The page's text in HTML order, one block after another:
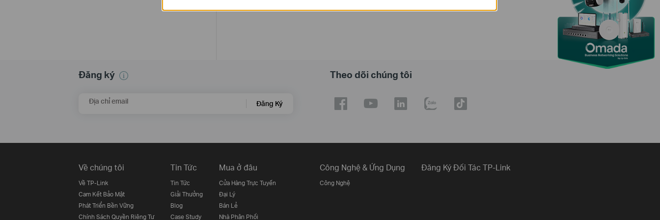
Đăng ký
Địa chỉ email Đăng Ký
Theo dõi chúng tôi
Về chúng tôi
Về TP-Link
Cam Kết Bảo Mật
Phát Triển Bền Vững
Chính Sách Quyền Riêng Tư
Tin Tức
Tin Tức
Giải Thưởng
Blog
Case Study
Mua ở đâu
Cửa Hàng Trực Tuyến
Đại Lý
Bán Lẻ
Nhà Phân Phối
Công Nghệ & Ứng Dụng
Công Nghệ
Đăng Ký Đối Tác TP-Link